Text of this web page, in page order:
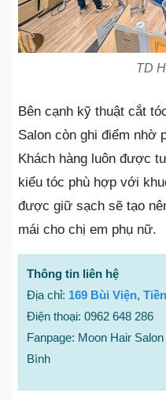
TD
Bên cạnh kỹ thuật cắt
Salon còn ghi điểm nhờ
Khách hàng luôn được
kiểu tóc phù hợp với
được giữ sạch sẽ tạo
mái cho chị em phụ nữ.
Thông tin liên hệ
Địa chỉ: 169 Bùi Viện,
Điện thoại: 0962 648 286
Fanpage: Moon Hair
Bình